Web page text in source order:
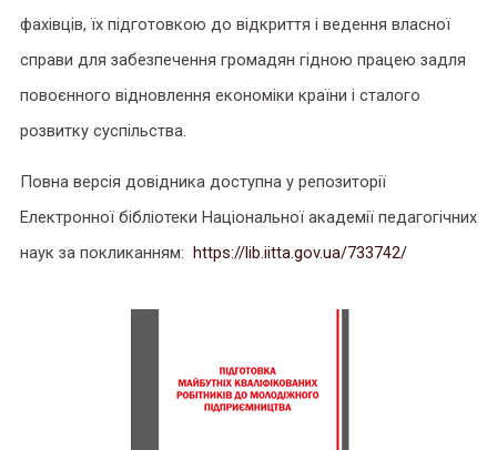
фахівців, їх підготовкою до відкриття і ведення власної
справи для забезпечення громадян гідною працею задля
повоєнного відновлення економіки країни і сталого
розвитку суспільства.
Повна версія довідника доступна у репозиторії
Електронної бібліотеки Національної академії педагогічних
наук за покликанням:
https://lib.iitta.gov.ua/733742/